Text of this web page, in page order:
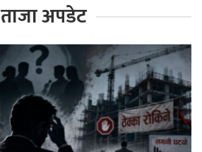
ताजा अपडेट